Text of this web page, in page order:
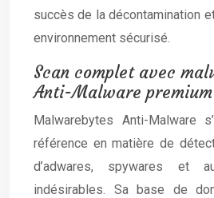
succès de la décontamination
environnement sécurisé.
Scan complet avec
Anti-Malware premium
Malwarebytes Anti-Malware
référence en matière de
d’adwares, spywares et
indésirables. Sa base de